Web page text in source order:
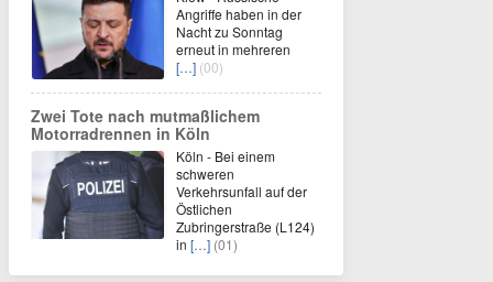
Angriffe haben in der
Nacht zu Sonntag
erneut in mehreren
[…] (00)
Zwei Tote nach mutmaßlichem
Motorradrennen in Köln
Köln - Bei einem
schweren
Verkehrsunfall auf der
Östlichen
Zubringerstraße (L124)
in […] (01)